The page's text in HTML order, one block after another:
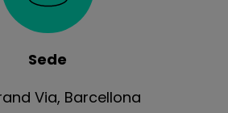
Sede
Via, Barcellona